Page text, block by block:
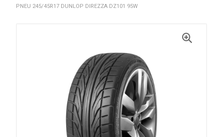
PNEU 245/45R17 DUNLOP DIREZZA DZ101 95W